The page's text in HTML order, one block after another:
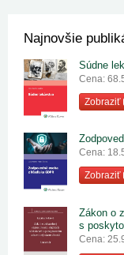
Najnovšie
Súdne
Cena:
Zobraziť
Cena:
Zobraziť
Zákon o
s
Cena: